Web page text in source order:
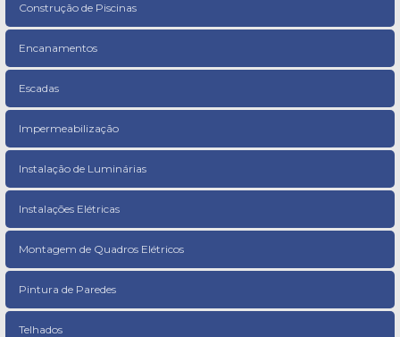
Construção de Piscinas
Encanamentos
Escadas
Impermeabilização
Instalação de Luminárias
Instalações Elétricas
Montagem de Quadros Elétricos
Pintura de Paredes
Telhados